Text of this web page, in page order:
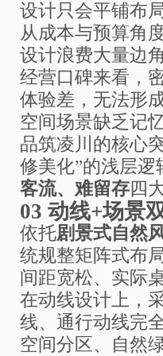
设计只会平铺布
从成本与预算角
设计浪费大量边
经营口碑来看，
体验差，无法形
空间场景缺乏记
品筑凌川的核心
修美化”的浅层
客流、难留存四
03 动线+场景
依托剧景式自然
统规整矩阵式布
间距宽松、实际
在动线设计上，
线、通行动线完
空间分区、自然